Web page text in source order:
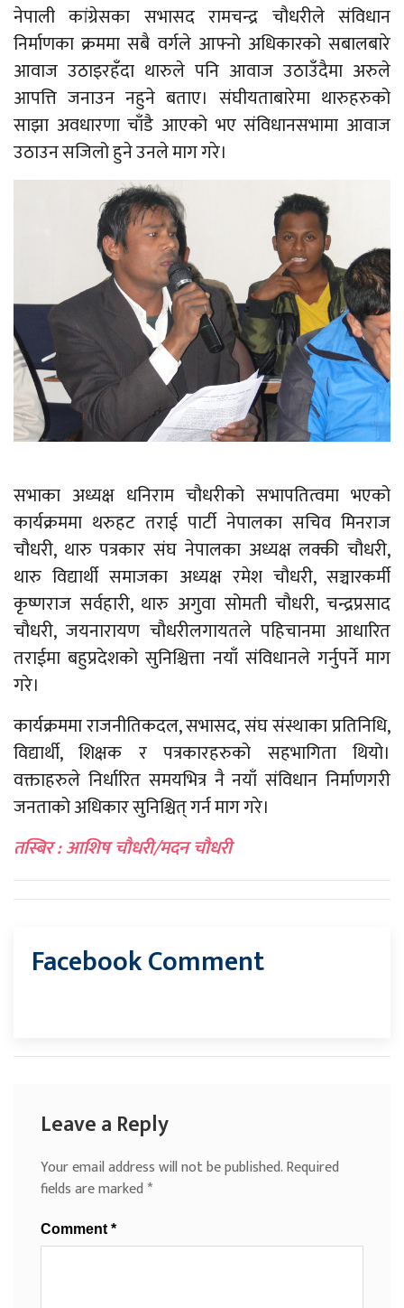
नेपाली कांग्रेसका सभासद रामचन्द्र चौधरीले संविधान
निर्माणका क्रममा सबै वर्गले आफ्नो अधिकारको सबालबारे
आवाज उठाइरहँदा थारुले पनि आवाज उठाउँदैमा अरुले
आपत्ति जनाउन नहुने बताए। संघीयताबारेमा थारुहरुको
साझा अवधारणा चाँडै आएको भए संविधानसभामा आवाज
उठाउन सजिलो हुने उनले माग गरे।
सभाका अध्यक्ष धनिराम चौधरीको सभापतित्वमा भएको
कार्यक्रममा थरुहट तराई पार्टी नेपालका सचिव मिनराज
चौधरी, थारु पत्रकार संघ नेपालका अध्यक्ष लक्की चौधरी,
थारु विद्यार्थी समाजका अध्यक्ष रमेश चौधरी, सञ्चारकर्मी
कृष्णराज सर्वहारी, थारु अगुवा सोमती चौधरी, चन्द्रप्रसाद
चौधरी, जयनारायण चौधरीलगायतले पहिचानमा आधारित
तराईमा बहुप्रदेशको सुनिश्चित्ता नयाँ संविधानले गर्नुपर्ने माग
गरे।
कार्यक्रममा राजनीतिकदल, सभासद, संघ संस्थाका प्रतिनिधि,
विद्यार्थी, शिक्षक र पत्रकारहरुको सहभागिता थियो।
वक्ताहरुले निर्धारित समयभित्र नै नयाँ संविधान निर्माणगरी
जनताको अधिकार सुनिश्चित् गर्न माग गरे।
तस्बिर : आशिष चौधरी/मदन चौधरी
Facebook Comment
Leave a Reply
Your email address will not be published.Required
fields are marked*
Comment *